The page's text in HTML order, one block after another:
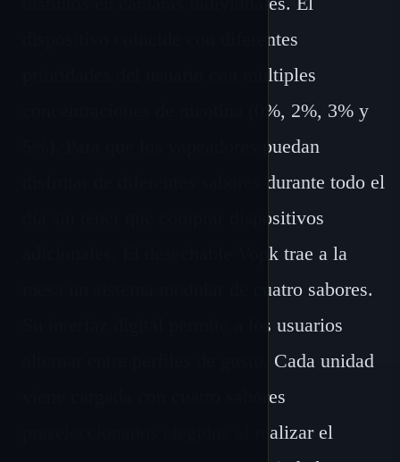
dispositivo coincide con diferentes
prioridades del usuario con múltiples
concentraciones de nicotina (0%, 2%, 3% y
5%). Para que los vapeadores puedan
disfrutar de diferentes sabores durante todo el
día sin tener que comprar dispositivos
adicionales. El desechable Vopk trae a la
mesa un sistema modular de cuatro sabores.
Su interfaz digital permite a los usuarios
alternar entre perfiles de gusto. Cada unidad
viene cargada con cuatro sabores
preseleccionados elegidos al realizar el